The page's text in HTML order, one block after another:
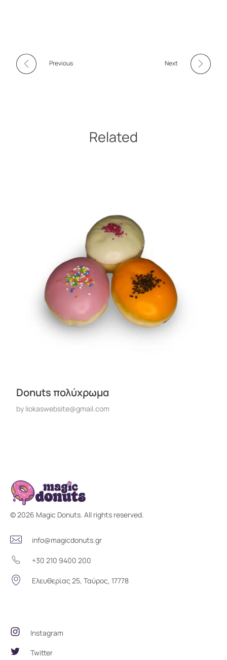
Previous Next
Related
Donuts πολύχρωμα
by liokaswebsite@gmail.com
Magic Donuts
© 2026 Magic Donuts. All rights reserved.
info@magicdonuts.gr
+30 210 9400 200
Ελευθερίας 25, Ταύρος, 17778
Instagram
Twitter